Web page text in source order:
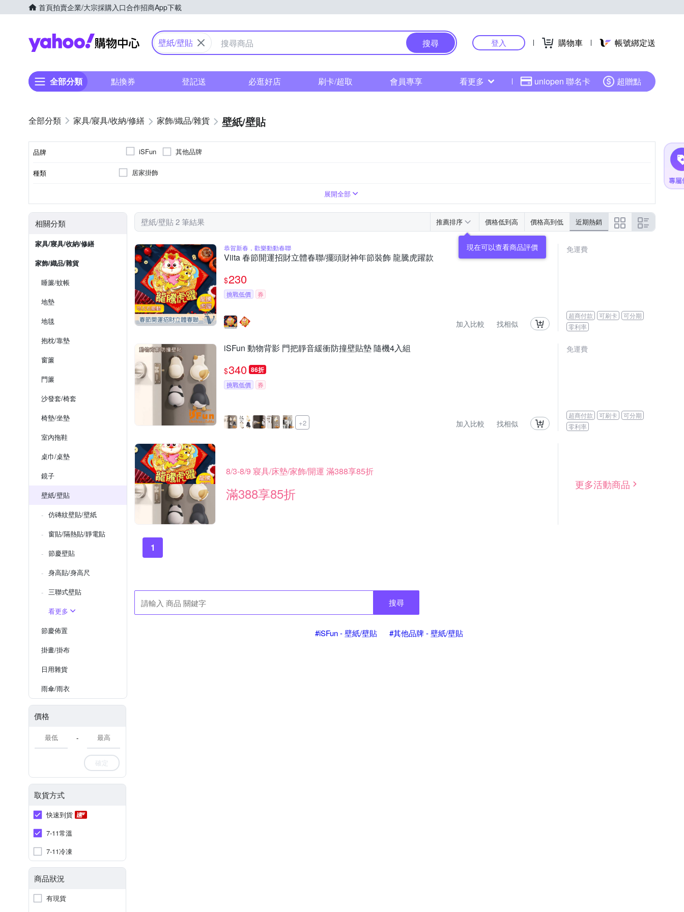
首頁拍賣企業/大宗採購入口合作招商App下載
Yahoo購物中心
壁紙/壁貼 搜尋 登入 購物車 帳號綁定送
全部分類 點換券 登記送 必逛好店 刷卡/超取 會員專享 看更多 uniopen 聯名卡 超贈點
家具/寢具/收納/修繕 家飾/織品/雜貨 壁紙/壁貼
品牌 iSFun 其他品牌
種類 居家掛飾
展開全部
相關分類
家具/寢具/收納/修繕
家飾/織品/雜貨
睡簾/蚊帳
地墊
地毯
抱枕/靠墊
窗簾
門簾
沙發套/椅套
椅墊/坐墊
室內拖鞋
桌巾/桌墊
鏡子
壁紙/壁貼
仿磚紋壁貼/壁紙
窗貼/隔熱貼/靜電貼
節慶壁貼
身高貼/身高尺
三聯式壁貼
看更多
節慶佈置
掛畫/掛布
日用雜貨
雨傘/雨衣
價格
-
確定
取貨方式
快速到貨
7-11常溫
7-11冷凍
商品狀況
有現貨
壁紙/壁貼 2 筆結果 推薦排序 價格低到高 價格高到低 近期熱銷
現在可以查看商品評價
恭賀新春，歡樂動動春聯
Viita 春節開運招財立體春聯/擺頭財神年節裝飾 龍騰虎躍款
$230
挑戰低價 券
加入比較 找相似
免運費
超商付款 可刷卡
可分期
零利率
iSFun 動物背影 門把靜音緩衝防撞壁貼墊 隨機4入組
$340 86折
挑戰低價 券
+2 加入比較 找相似
免運費
超商付款 可刷卡
可分期
零利率
8/3-8/9 寢具/床墊/家飾/開運 滿388享85折
滿388享85折
更多活動商品
1
搜尋
#iSFun - 壁紙/壁貼 #其他品牌 - 壁紙/壁貼